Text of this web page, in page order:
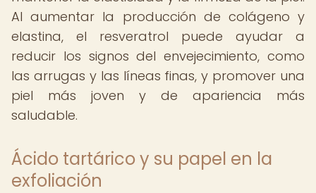
Al aumentar la producción de colágeno y
elastina, el resveratrol puede ayudar a
reducir los signos del envejecimiento, como
las arrugas y las líneas finas, y promover una
piel más joven y de apariencia más
saludable.
Ácido tartárico y su papel en la
exfoliación